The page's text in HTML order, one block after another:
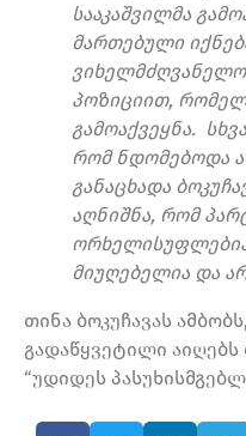
სააკაშვილმა
მართებული
პოზიციით,
გამოაქვეყნა.
რომ ნდომებოდა
განაცხადა
აღნიშნა, რომ
მიუღებელია და
თინა ბოკუჩავას
გადაწყვეტილი
“უდიდეს